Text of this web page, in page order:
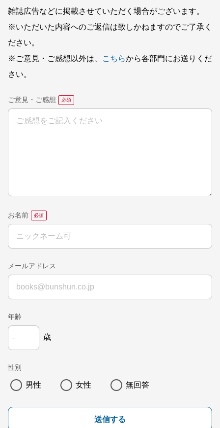
雑誌広告などに掲載させていただく場合がございます。
※いただいた内容へのご返信は致しかねますのでご了承く
ださい。
※ご意見・ご感想以外は、
こちらから各部門にお送りくだ
さい。
ご意見・ご感想
お名前
メールアドレス
年齢
歳
性別
男性 女性 無回答
送信する